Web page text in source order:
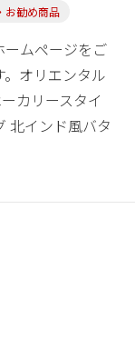
お勧め商品
ムページをご
オリエンタル
カリースタイ
北インド風バタ